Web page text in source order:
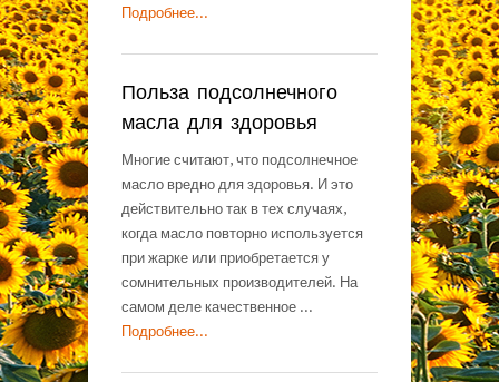
Подробнее...
Польза подсолнечного
масла для здоровья
Многие считают, что подсолнечное
масло вредно для здоровья. И это
действительно так в тех случаях,
когда масло повторно используется
при жарке или приобретается у
сомнительных производителей. На
самом деле качественное ...
Подробнее...